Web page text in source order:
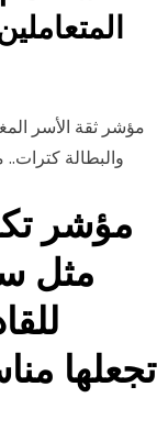
مؤشر ثقة الأسر
والبطالة كترات.. مؤشر ثقة
مثل
تجعلها